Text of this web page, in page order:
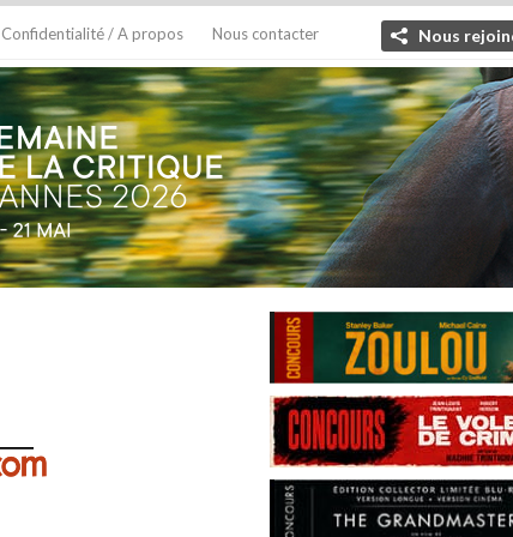
Confidentialité / A propos Nous contacter Nous